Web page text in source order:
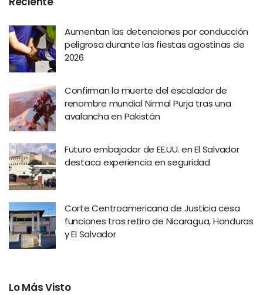
Aumentan las detenciones por conducción
peligrosa durante las fiestas agostinas de
2026
Confirman la muerte del escalador de
renombre mundial Nirmal Purja tras una
avalancha en Pakistán
Futuro embajador de EE.UU. en El Salvador
destaca experiencia en seguridad
Corte Centroamericana de Justicia cesa
funciones tras retiro de Nicaragua, Honduras
y El Salvador
Lo Más Visto